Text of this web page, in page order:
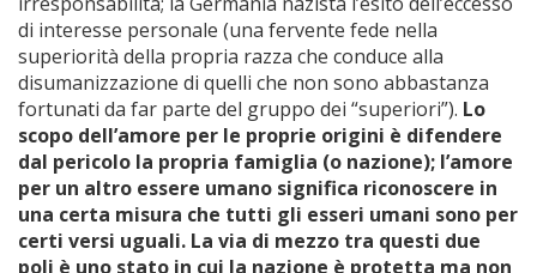
di interesse personale (una fervente fede nella
superiorità della propria razza che conduce alla
disumanizzazione di quelli che non sono abbastanza
fortunati da far parte del gruppo dei “superiori”). Lo
scopo dell’amore per le proprie origini è difendere
dal pericolo la propria famiglia (o nazione); l’amore
per un altro essere umano significa riconoscere in
una certa misura che tutti gli esseri umani sono per
certi versi uguali. La via di mezzo tra questi due
poli è uno stato in cui la nazione è protetta ma non